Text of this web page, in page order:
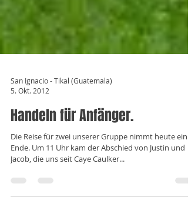
San Ignacio - Tikal (Guatemala)
5. Okt. 2012
Handeln für Anfänger.